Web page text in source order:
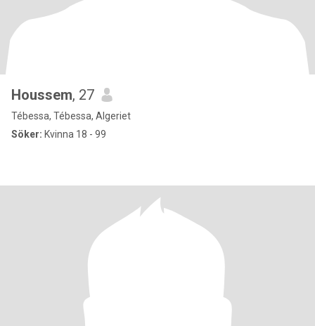
Houssem, 27
Tébessa, Tébessa, Algeriet
Söker: Kvinna 18 - 99